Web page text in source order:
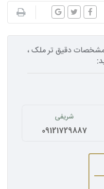
مشخصات دقیق تر ملک ،
شریفی
09121729887